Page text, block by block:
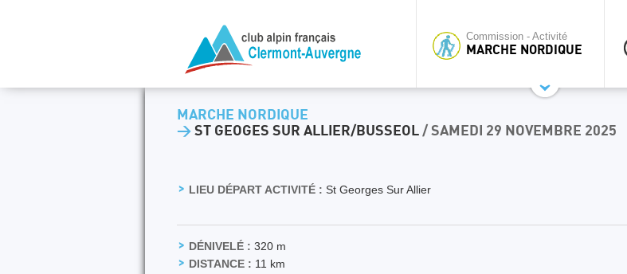
Commission - Activité
MARCHE NORDIQUE
MARCHE NORDIQUE
> ST GEOGES SUR ALLIER/BUSSEOL / SAMEDI 29 NOVEMBRE 2025
LIEU DÉPART ACTIVITÉ : St Georges Sur Allier
DÉNIVELÉ : 320 m
DISTANCE : 11 km